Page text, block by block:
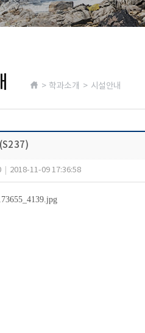
> 학과소개 > 시설안내
2018-11-09 17:36:58